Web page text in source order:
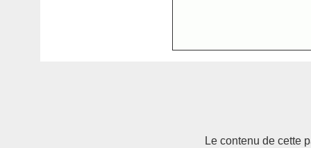
Le contenu de cette